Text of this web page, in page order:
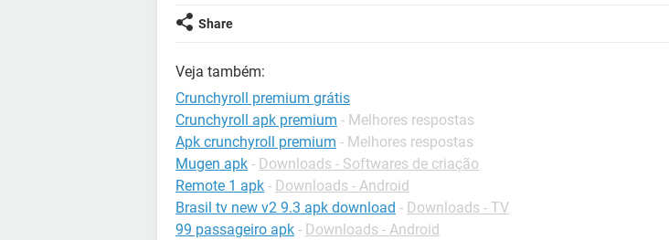
Share
Veja também:
Crunchyroll premium grátis
Crunchyroll apk premium - Melhores respostas
Apk crunchyroll premium - Melhores respostas
Mugen apk - Downloads - Softwares de criação
Remote 1 apk - Downloads - Android
Brasil tv new v2 9.3 apk download - Downloads - TV
99 passageiro apk - Downloads - Android